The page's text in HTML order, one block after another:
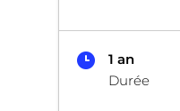
1 an
Durée